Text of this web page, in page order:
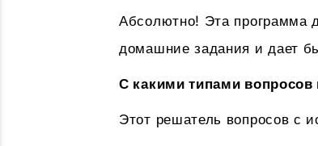
Абсолютно! Эта программа
домашние задания и дает
С какими типами
Этот решатель вопросов с